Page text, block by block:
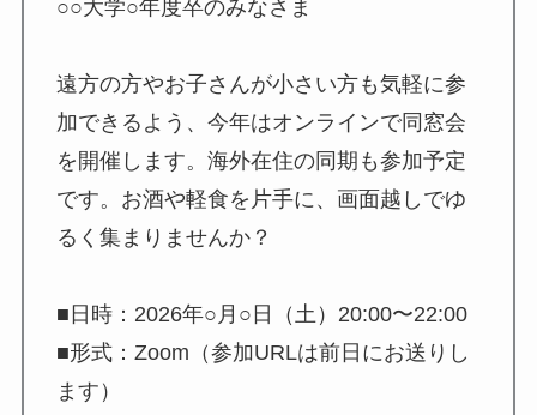
○○大学○年度卒のみなさま
遠方の方やお子さんが小さい方も気軽に参
加できるよう、今年はオンラインで同窓会
を開催します。海外在住の同期も参加予定
です。お酒や軽食を片手に、画面越しでゆ
るく集まりませんか？
■日時：2026年○月○日（土）20:00〜22:00
■形式：Zoom（参加URLは前日にお送りし
ます）